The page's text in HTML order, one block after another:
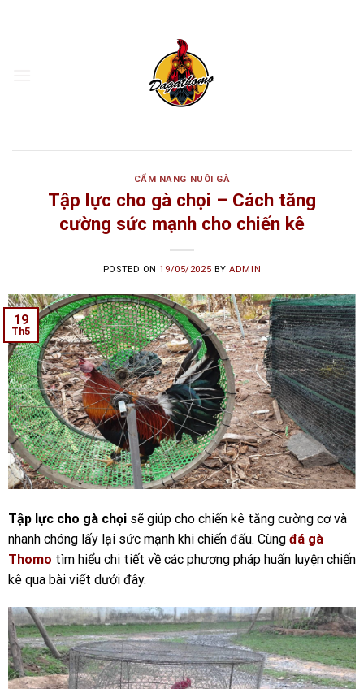
CẨM NANG NUÔI GÀ
Tập lực cho gà chọi – Cách tăng
cường sức mạnh cho chiến kê
POSTED ON19/05/2025 BYADMIN
19
Th5
Tập lực cho gà chọi sẽ giúp cho chiến kê tăng cường cơ và
nhanh chóng lấy lại sức mạnh khi chiến đấu. Cùng đá gà
Thomo tìm hiểu chi tiết về các phương pháp huấn luyện chiến
kê qua bài viết dưới đây.